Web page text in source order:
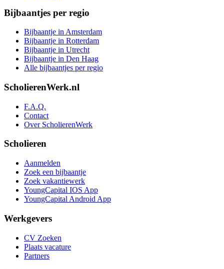
Bijbaantjes per regio
Bijbaantje in Amsterdam
Bijbaantje in Rotterdam
Bijbaantje in Utrecht
Bijbaantje in Den Haag
Alle bijbaantjes per regio
ScholierenWerk.nl
F.A.Q.
Contact
Over ScholierenWerk
Scholieren
Aanmelden
Zoek een bijbaantje
Zoek vakantiewerk
YoungCapital IOS App
YoungCapital Android App
Werkgevers
CV Zoeken
Plaats vacature
Partners